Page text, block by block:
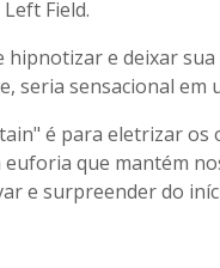
Field.
hipnotizar e deixar
seria sensacional em
é para eletrizar
que mantém
e surpreender do